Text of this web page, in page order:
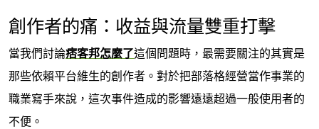
創作者的痛：收益與流量雙重打擊
當我們討論痞客邦怎麼了這個問題時，最需要關注的其實是
那些依賴平台維生的創作者。對於把部落格經營當作事業的
職業寫手來說，這次事件造成的影響遠遠超過一般使用者的
不便。